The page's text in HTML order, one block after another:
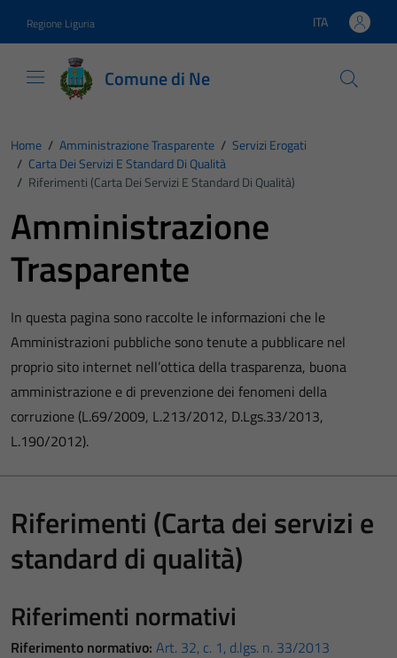
Regione Liguria Lingua attiva:
ITA
Comune di Ne
Home / Amministrazione Trasparente / Servizi Erogati
/ Carta Dei Servizi E Standard Di Qualità
/ Riferimenti (Carta Dei Servizi E Standard Di Qualità)
Amministrazione
Trasparente
In questa pagina sono raccolte le informazioni che le
Amministrazioni pubbliche sono tenute a pubblicare nel
proprio sito internet nell’ottica della trasparenza, buona
amministrazione e di prevenzione dei fenomeni della
corruzione (L.69/2009, L.213/2012, D.Lgs.33/2013,
L.190/2012).
Riferimenti (Carta dei servizi e
standard di qualità)
Riferimenti normativi
Riferimento normativo: Art. 32, c. 1, d.lgs. n. 33/2013